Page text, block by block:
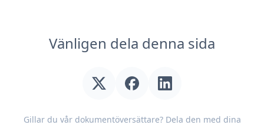
Vänligen dela denna sida
Gillar du vår dokumentöversättare? Dela den med dina